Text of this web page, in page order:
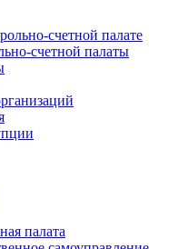
счетной палате
счетной палаты
палата